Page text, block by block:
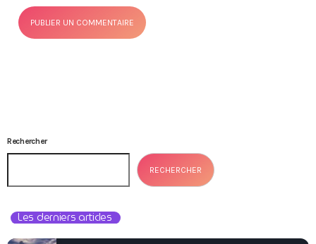
Rechercher
RECHERCHER
Les derniers articles